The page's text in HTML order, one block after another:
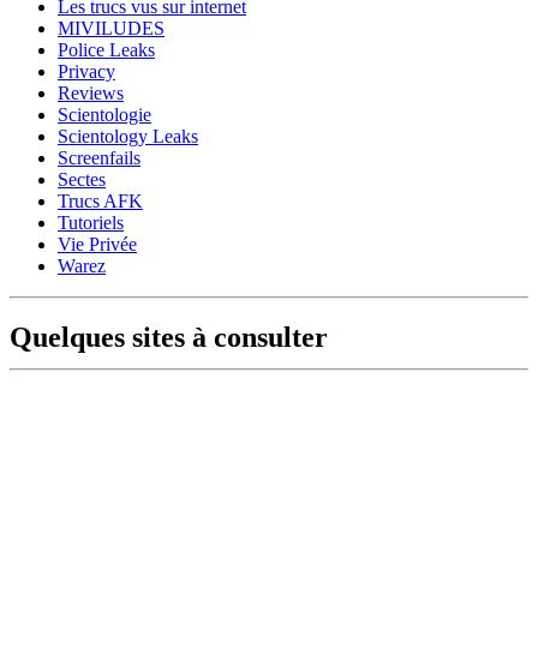
Les trucs vus sur internet
MIVILUDES
Police Leaks
Privacy
Reviews
Scientologie
Scientology Leaks
Screenfails
Sectes
Trucs AFK
Tutoriels
Vie Privée
Warez
Quelques sites à consulter